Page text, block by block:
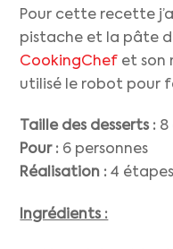
Pour cette recette
pistache et la pâte
CookingChef et son
utilisé le robot pour
Taille des desserts : 8
Pour : 6 personnes
Réalisation : 4
Ingrédients :